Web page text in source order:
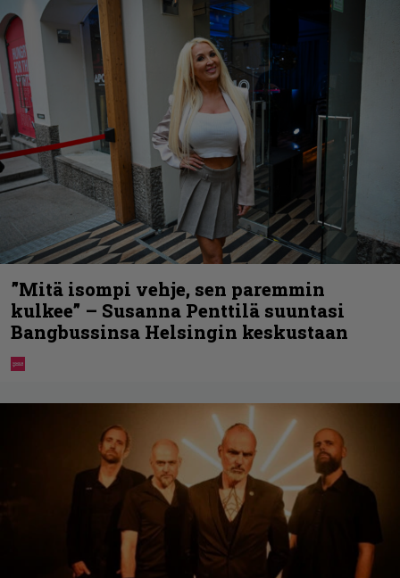
”Mitä isompi vehje, sen paremmin
kulkee” – Susanna Penttilä suuntasi
Bangbussinsa Helsingin keskustaan